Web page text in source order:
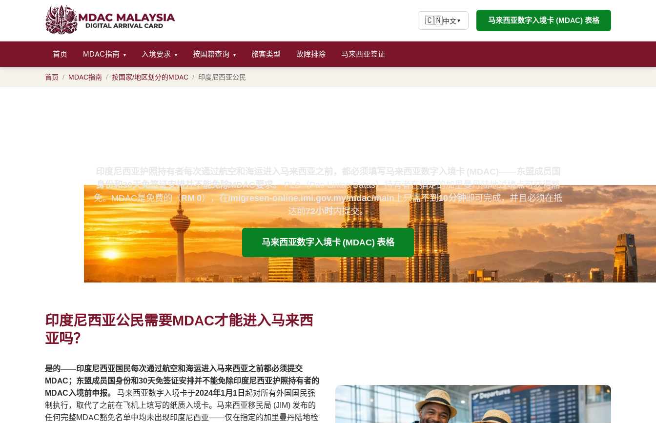
🇨🇳中文▼ 马来西亚数字入境卡 (MDAC) 表格
首页 MDAC指南 ▾ 入境要求 ▾ 按国籍查询 ▾ 旅客类型 故障排除 马来西亚签证
首页 MDAC指南 按国家/地区划分的MDAC 印度尼西亚公民
身份和30天免签证安排并不能免除MDAC要求。PLB（Pas Lintas Batas）持有者在指定的加里曼丹陆地过境点可获得豁
免。MDAC是免费的（RM 0），在imigresen-online.imi.gov.my/mdac/main上只需不到10分钟即可完成，并且必须在抵
达前72小时内提交。
马来西亚数字入境卡 (MDAC) 表格
印度尼西亚公民需要MDAC才能进入马来西
亚吗？
是的——印度尼西亚国民每次通过航空和海运进入马来西亚之前都必须提交
MDAC；东盟成员国身份和30天免签证安排并不能免除印度尼西亚护照持有者的
MDAC入境前申报。
马来西亚数字入境卡于2024年1月1日起对所有外国国民强
制执行，取代了之前在飞机上填写的纸质入境卡。马来西亚移民局 (JIM) 发布的
任何完整MDAC豁免名单中均未出现印度尼西亚——仅在指定的加里曼丹陆地检